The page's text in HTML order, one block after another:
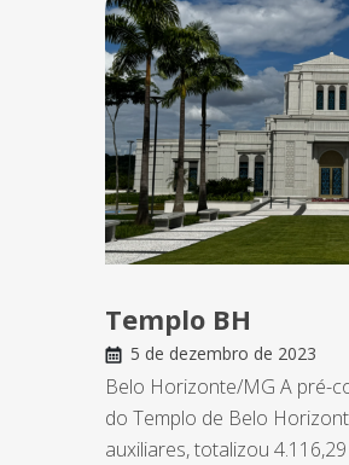
Templo BH
5 de dezembro de 2023
Belo Horizonte/MG A pré-
do Templo de Belo
auxiliares, totalizou